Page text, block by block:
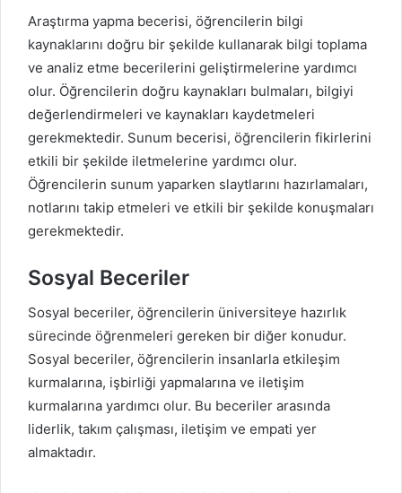
Araştırma yapma becerisi, öğrencilerin bilgi
kaynaklarını doğru bir şekilde kullanarak bilgi toplama
ve analiz etme becerilerini geliştirmelerine yardımcı
olur. Öğrencilerin doğru kaynakları bulmaları, bilgiyi
değerlendirmeleri ve kaynakları kaydetmeleri
gerekmektedir. Sunum becerisi, öğrencilerin fikirlerini
etkili bir şekilde iletmelerine yardımcı olur.
Öğrencilerin sunum yaparken slaytlarını hazırlamaları,
notlarını takip etmeleri ve etkili bir şekilde konuşmaları
gerekmektedir.
Sosyal Beceriler
Sosyal beceriler, öğrencilerin üniversiteye hazırlık
sürecinde öğrenmeleri gereken bir diğer konudur.
Sosyal beceriler, öğrencilerin insanlarla etkileşim
kurmalarına, işbirliği yapmalarına ve iletişim
kurmalarına yardımcı olur. Bu beceriler arasında
liderlik, takım çalışması, iletişim ve empati yer
almaktadır.